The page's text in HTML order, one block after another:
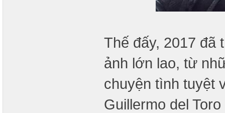
Thế đấy, 2017 đã
ảnh lớn lao, từ
chuyện tình tuyệt
Guillermo del